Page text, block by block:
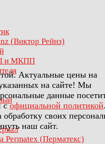
(Виктор Рейнз)
и МКПП
Permatex (Перматекс)
Актуальные цены на
на сайте! Мы
данные
софициальной политикой
обработку своих
наш сайт.